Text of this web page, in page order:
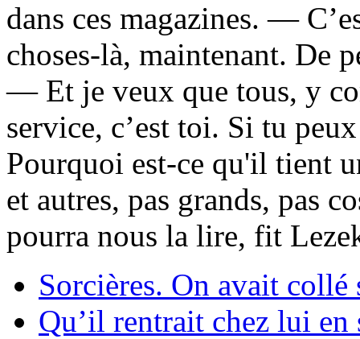
dans ces magazines. —
choses-là, maintenant. De
— Et je veux que tous, y
service, c’est toi. Si tu
Pourquoi est-ce qu'il tient
et autres, pas grands, pas
pourra nous la lire, fit
Sorcières. On avait collé
Qu’il rentrait chez lui en